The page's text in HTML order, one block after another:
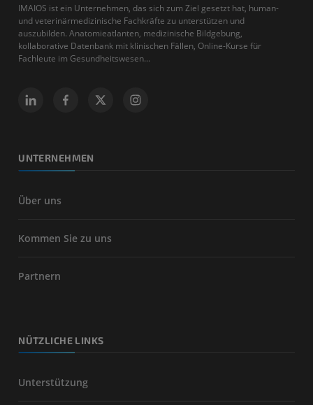
IMAIOS ist ein Unternehmen, das sich zum Ziel gesetzt hat, human-
und veterinärmedizinische Fachkräfte zu unterstützen und
auszubilden. Anatomieatlanten, medizinische Bildgebung,
kollaborative Datenbank mit klinischen Fällen, Online-Kurse für
Fachleute im Gesundheitswesen...
UNTERNEHMEN
Über uns
Kommen Sie zu uns
Partnern
NÜTZLICHE LINKS
Unterstützung